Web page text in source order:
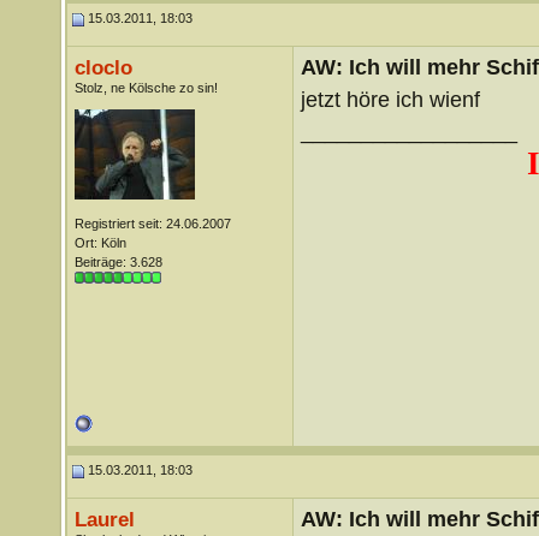
15.03.2011, 18:03
cloclo
Stolz, ne Kölsche zo sin!
Registriert seit: 24.06.2007
Ort: Köln
Beiträge: 3.628
AW: Ich will mehr
jetzt höre ich wienf
15.03.2011, 18:03
Laurel
AW: Ich will mehr